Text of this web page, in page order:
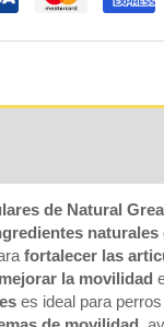
de Natural
naturales
fortalecer las
la movilidad
es ideal para